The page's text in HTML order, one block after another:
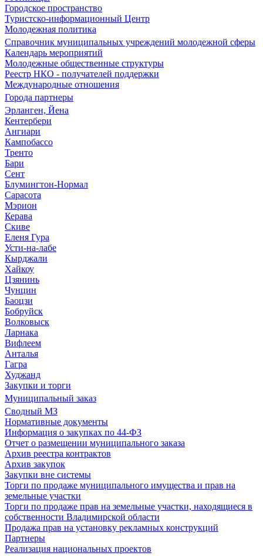
Городское пространство
Туристско-информационный Центр
Молодежная политика
Справочник муниципальных учреждений молодежной сферы
Календарь мероприятий
Молодежные общественные структуры
Реестр НКО - получателей поддержки
Международные отношения
Города партнеры
Эрланген, Йена
Кентербери
Ангиари
Кампобассо
Тренто
Бари
Сент
Блумингтон-Нормал
Сарасота
Мэрион
Керава
Скиве
Еленя Гура
Усти-на-лабе
Кырджали
Хайкоу
Цзянинь
Чунцин
Баоцзи
Бобруйск
Волковыск
Ларнака
Вифлеем
Анталья
Гагра
Худжанд
Закупки и торги
Муниципальный заказ
Сводный МЗ
Нормативные документы
Информация о закупках по 44-ФЗ
Отчет о размещении муниципального заказа
Архив реестра контрактов
Архив закупок
Закупки вне системы
Торги по продаже муниципального имущества и прав на
земельные участки
Торги по продаже прав на земельные участки, находящиеся в
собственности Владимирской области
Продажа прав на установку рекламных конструкций
Партнеры
Реализация национальных проектов